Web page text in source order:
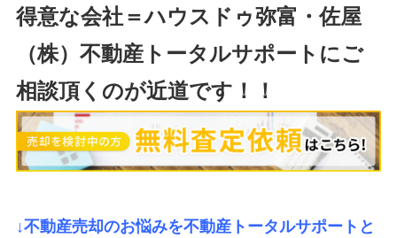
得意な会社＝ハウスドゥ弥富・佐屋
（株）不動産トータルサポートにご
相談頂くのが近道です！！
↓不動産売却のお悩みを不動産トータルサポートと